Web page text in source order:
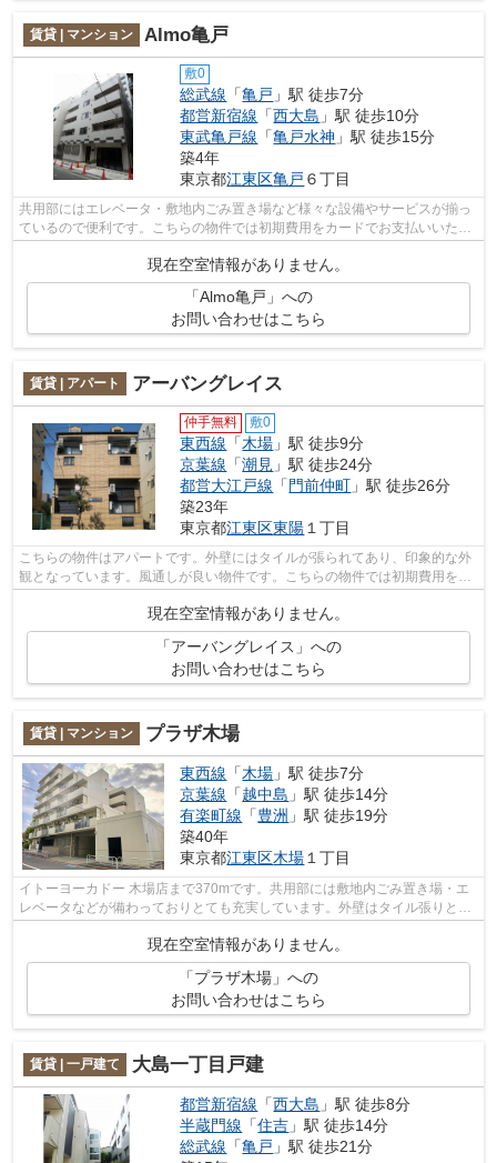
賃貸 | マンション Almo亀戸
敷0
総武線 「亀戸 」駅 徒歩7分
都営新宿線 「西大島 」駅 徒歩10分
東武亀戸線 「亀戸水神 」駅 徒歩15分
築4年
東京都江東区亀戸 ６丁目
共用部にはエレベータ・敷地内ごみ置き場など様々な設備やサービスが揃っ
ているので便利です。こちらの物件では初期費用をカードでお支払いいただ
けます。風通しが良好なので、いつで...
現在空室情報がありません。
「Almo亀戸」への
お問い合わせはこちら
賃貸 | アパート アーバングレイス
仲手無料 敷0
東西線 「木場 」駅 徒歩9分
京葉線 「潮見 」駅 徒歩24分
都営大江戸線 「 門前仲町 」駅 徒歩26分
築23年
東京都江東区東陽１丁目
こちらの物件はアパートです。外壁にはタイルが張られてあり、印象的な外
観となっています。風通しが良い物件です。こちらの物件では初期費用をカ
現在空室情報がありません。
「アーバングレイス」への
お問い合わせはこちら
賃貸 | マンション プラザ木場
東西線 「木場 」駅 徒歩7分
京葉線 「越中島 」駅 徒歩14分
有楽町線 「豊洲 」駅 徒歩19分
築40年
東京都江東区木場１丁目
イトーヨーカドー 木場店まで370mです。共用部には敷地内ごみ置き場・エ
レベータなどが備わっておりとても充実しています。外壁はタイル張りとな
現在空室情報がありません。
「プラザ木場」への
お問い合わせはこちら
賃貸 | 一戸建て 大島一丁目戸建
都営新宿線 「西大島 」駅 徒歩8分
半蔵門線 「住吉 」駅 徒歩14分
総武線 「亀戸 」駅 徒歩21分